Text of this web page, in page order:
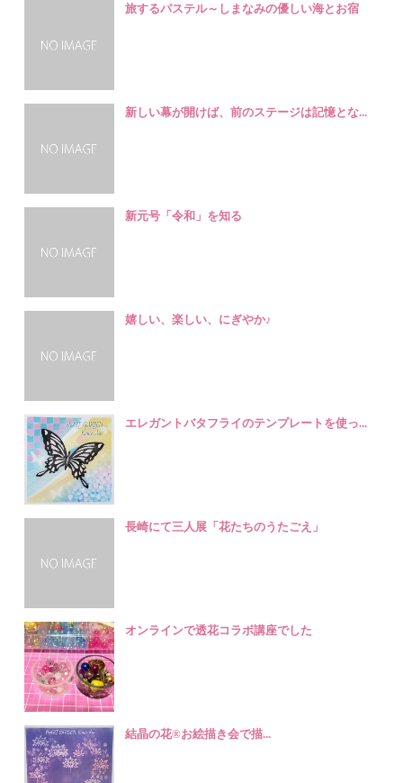
旅するパステル～しまなみの優しい海とお宿
新しい幕が開けば、前のステージは記憶とな...
新元号「令和」を知る
嬉しい、楽しい、にぎやか♪
エレガントバタフライのテンプレートを使っ...
長崎にて三人展「花たちのうたごえ」
オンラインで透花コラボ講座でした
結晶の花®️お絵描き会で描...